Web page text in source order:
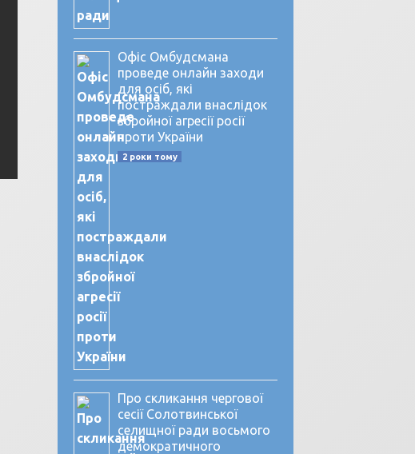
Офіс Омбудсмана
проведе онлайн заходи
для осіб, які
постраждали внаслідок
збройної агресії росії
проти України
2 роки тому
Про скликання чергової
сесії Солотвинської
селищної ради восьмого
демократичного